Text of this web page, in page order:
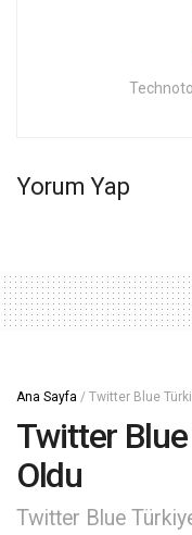
Yorum Yap
Ana Sayfa / Twitter Blue
Twitter Blue
Oldu
Twitter Blue